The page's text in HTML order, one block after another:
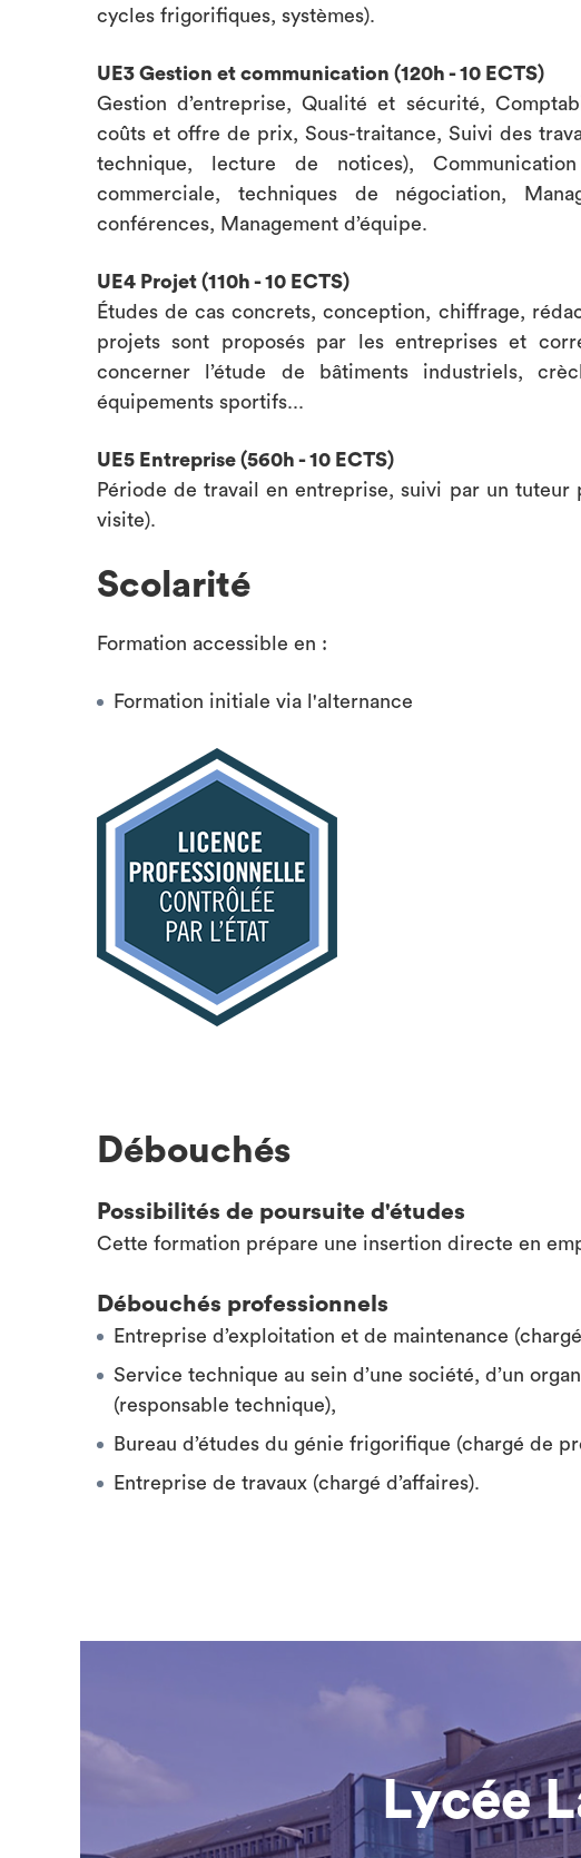
cycles frigorifiques, systèmes).
UE3 Gestion et communication (120h - 10 ECTS)
Gestion d’entreprise, Qualité et sécurité,
coûts et offre de prix, Sous-traitance, Suivi des
technique, lecture de notices),
commerciale, techniques de négociation,
conférences, Management d’équipe.
UE4 Projet (110h - 10 ECTS)
Études de cas concrets, conception, chiffrage,
projets sont proposés par les entreprises et
concerner l’étude de bâtiments industriels,
équipements sportifs...
UE5 Entreprise (560h - 10 ECTS)
Période de travail en entreprise, suivi par un tuteur
visite).
Scolarité
Formation accessible en :
Formation initiale via l'alternance
Débouchés
Possibilités de poursuite d'études
Cette formation prépare une insertion directe en
Débouchés professionnels
Entreprise d’exploitation et de maintenance
Service technique au sein d’une société, d’un
(responsable technique),
Bureau d’études du génie frigorifique (chargé de
Entreprise de travaux (chargé d’affaires).
Lycée